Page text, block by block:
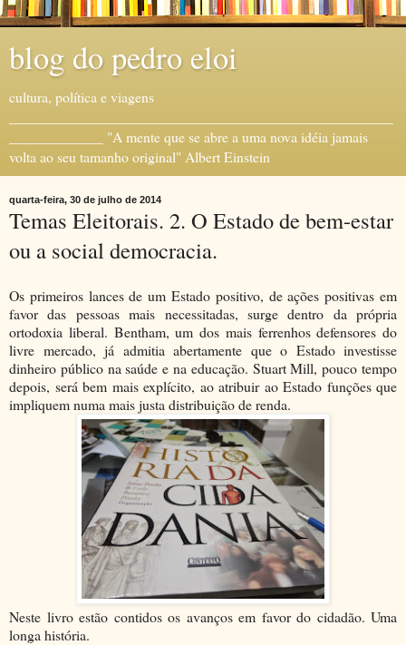
blog do pedro eloi
cultura, política e viagens
_____________ "A mente que se abre a uma nova idéia jamais
volta ao seu tamanho original" Albert Einstein
quarta-feira, 30 de julho de 2014
Temas Eleitorais. 2. O Estado de bem-estar
ou a social democracia.
Os primeiros lances de um Estado positivo, de ações positivas em
favor das pessoas mais necessitadas, surge dentro da própria
ortodoxia liberal. Bentham, um dos mais ferrenhos defensores do
livre mercado, já admitia abertamente que o Estado investisse
dinheiro público na saúde e na educação. Stuart Mill, pouco tempo
depois, será bem mais explícito, ao atribuir ao Estado funções que
impliquem numa mais justa distribuição de renda.
Neste livro estão contidos os avanços em favor do cidadão. Uma
longa história.